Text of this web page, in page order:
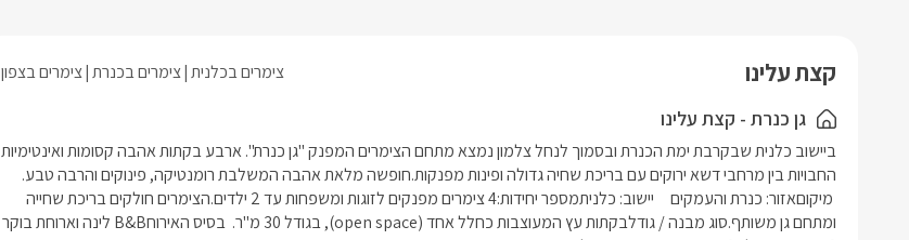
קצת עלינו צימרים בכלנית צימרים בכנרת צימרים בצפון
גן כנרת - קצת עלינו